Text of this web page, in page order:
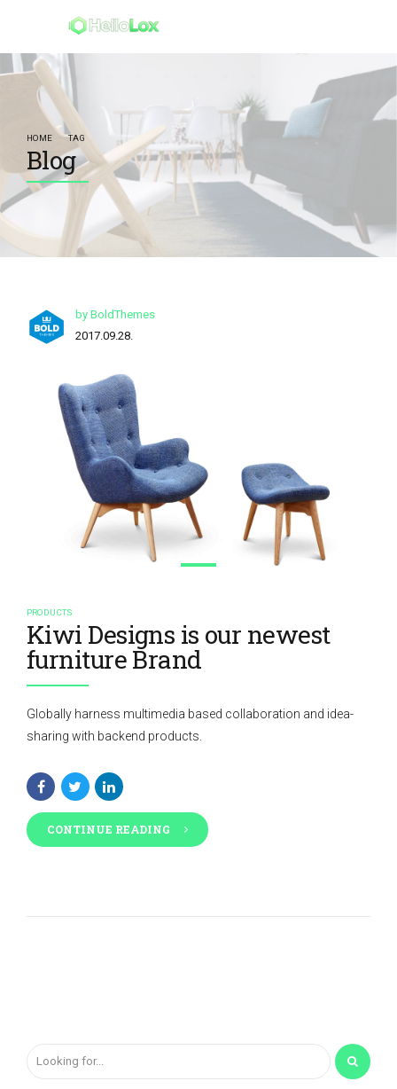
HOME TAG
Blog
by BoldThemes
2017.09.28.
PRODUCTS
Kiwi Designs is our newest
furniture Brand
Globally harness multimedia based collaboration and idea-
sharing with backend products.
CONTINUE READING